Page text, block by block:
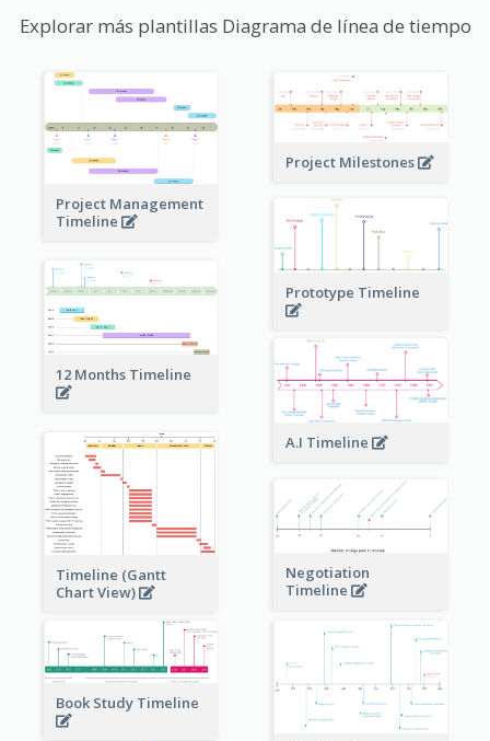
Explorar más plantillas Diagrama de línea de tiempo
Project Management
Timeline
Project Milestones
Prototype Timeline
12 Months Timeline
A.I Timeline
Timeline (Gantt
Chart View)
Negotiation
Timeline
Book Study Timeline